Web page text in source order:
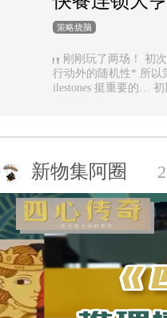
策略烧脑
刚刚玩了两场！ 初次赢了第二次惨输… 这游戏重玩性很高… 主要是唯一的随机性是地图… 除了玩家
行动外的随机性* 所以策略其实需要跟
ilestones 挺重要的…
新物集阿圈